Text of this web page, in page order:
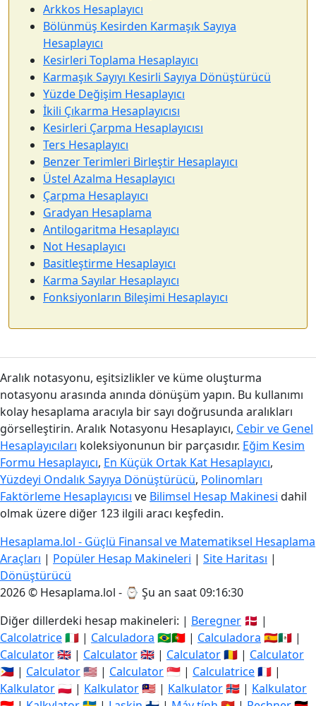
Arkkos Hesaplayıcı
Bölünmüş Kesirden Karmaşık Sayıya
Hesaplayıcı
Kesirleri Toplama Hesaplayıcı
Karmaşık Sayıyı Kesirli Sayıya Dönüştürücü
Yüzde Değişim Hesaplayıcı
İkili Çıkarma Hesaplayıcısı
Kesirleri Çarpma Hesaplayıcısı
Ters Hesaplayıcı
Benzer Terimleri Birleştir Hesaplayıcı
Üstel Azalma Hesaplayıcı
Çarpma Hesaplayıcı
Gradyan Hesaplama
Antilogaritma Hesaplayıcı
Not Hesaplayıcı
Basitleştirme Hesaplayıcı
Karma Sayılar Hesaplayıcı
Fonksiyonların Bileşimi Hesaplayıcı
Aralık notasyonu, eşitsizlikler ve küme oluşturma
notasyonu arasında anında dönüşüm yapın. Bu kullanımı
kolay hesaplama aracıyla bir sayı doğrusunda aralıkları
görselleştirin. Aralık Notasyonu Hesaplayıcı, Cebir ve Genel
Hesaplayıcıları koleksiyonunun bir parçasıdır. Eğim Kesim
Formu Hesaplayıcı, En Küçük Ortak Kat Hesaplayıcı,
Yüzdeyi Ondalık Sayıya Dönüştürücü, Polinomları
Faktörleme Hesaplayıcısı ve Bilimsel Hesap Makinesi dahil
olmak üzere diğer 123 ilgili aracı keşfedin.
Hesaplama.lol - Güçlü Finansal ve Matematiksel Hesaplama
Araçları | Popüler Hesap Makineleri | Site Haritası |
Dönüştürücü
2026 © Hesaplama.lol - ⌚ Şu an saat 09:16:31
Diğer dillerdeki hesap makineleri: | Beregner 🇩🇰 |
Calcolatrice🇮🇹 | Calculadora 🇧🇷🇵🇹 | Calculadora 🇪🇸🇲🇽 |
Calculator🇬🇧 | Calculator🇬🇧 | Calculator🇷🇴 | Calculator
🇵🇭 | Calculator🇺🇸 | Calculator🇸🇬 | Calculatrice🇫🇷 |
Kalkulator🇵🇱 | Kalkulator🇲🇾 | Kalkulator🇳🇴 | Kalkulator